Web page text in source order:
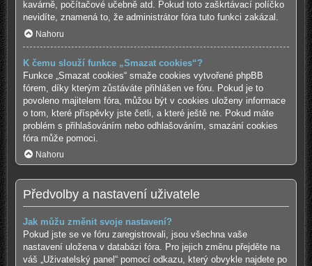
kavárně, počítačové učebně atd. Pokud toto zaškrtávací políčko
nevidíte, znamená to, že administrátor fóra tuto funkci zakázal.
Nahoru
K čemu slouží funkce „Smazat cookies“?
Funkce „Smazat cookies“ smaže cookies vytvořené phpBB
fórem, díky kterým zůstáváte přihlášen ve fóru. Pokud je to
povoleno majitelem fóra, můžou být v cookies uloženy informace
o tom, které příspěvky jste četli, a které ještě ne. Pokud máte
problém s přihlašováním nebo odhlašováním, smazání cookies
fóra může pomoci.
Nahoru
Předvolby a nastavení uživatele
Jak můžu změnit svoje nastavení?
Pokud jste se ve fóru zaregistrovali, jsou všechna vaše
nastavení uložena v databázi fóra. Pro jejich změnu přejděte na
váš „Uživatelský panel“ pomocí odkazu, který obvykle najdete po